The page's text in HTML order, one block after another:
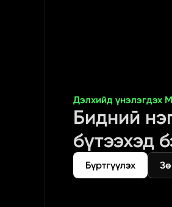
Дэлхийд үнэлэгдэх
Бидний
бүтээхэд
Бүртгүүлэх